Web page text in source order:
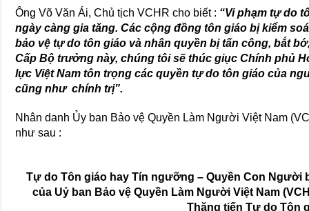
Ông Võ Văn Ái, Chủ tịch VCHR cho biết : “Vi phạm tự do
ngày càng gia tăng. Các cộng đồng tôn giáo bị kiểm
bảo vệ tự do tôn giáo và nhân quyền bị tấn công, bắt
Cấp Bộ trưởng này, chúng tôi sẽ thúc giục Chính phủ
lực Việt Nam tôn trọng các quyền tự do tôn giáo của
cũng như chính trị”.
Nhân danh Ủy ban Bảo vệ Quyền Làm Người Việt Nam
như sau :
Tự do Tôn giáo hay Tín ngưỡng – Quyền Con Người
của Uỷ ban Bảo vệ Quyền Làm Người Việt Nam
Thăng tiến Tự do Tôn